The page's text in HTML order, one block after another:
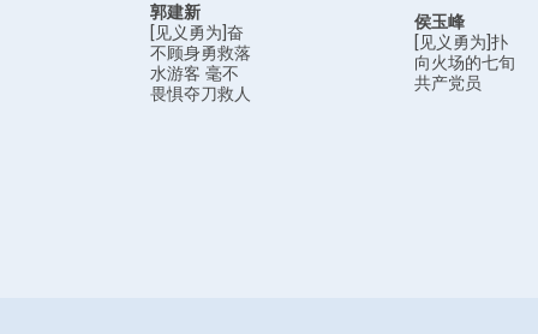
郭建新
[见义勇为]奋
不顾身勇救落
水游客 毫不
畏惧夺刀救人
侯玉峰
[见义勇为]扑
向火场的七旬
共产党员